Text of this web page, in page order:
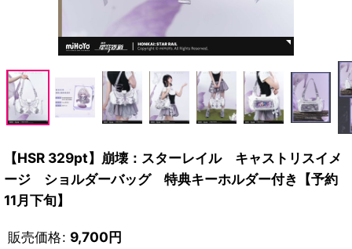
【HSR 329pt】崩壊：スターレイル キャストリスイメ
ージ ショルダーバッグ 特典キーホルダー付き【予約
11月下旬】
販売価格: 9,700円